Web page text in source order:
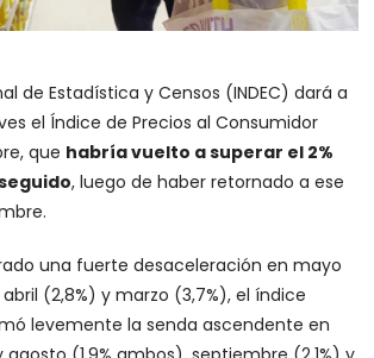
de Estadística y Censos (INDEC) dará a
el Índice de Precios al Consumidor
que habría vuelto a superar el 2%
, luego de haber retornado a ese
una fuerte desaceleración en mayo
(2,8%) y marzo (3,7%), el índice
levemente la senda ascendente en